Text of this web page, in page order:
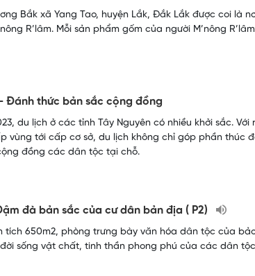
Bắk xã Yang Tao, huyện Lắk, Đắk Lắk được coi là
R’lâm. Mỗi sản phẩm gốm của người M’nông
Đánh thức bản sắc cộng đồng
du lịch ở các tỉnh Tây Nguyên có nhiều khởi sắc.
vùng tới cấp cơ sở, du lịch không chỉ góp phần thúc
đồng các dân tộc tại chỗ.
đà bản sắc của cư dân bản địa ( P2)
tích 650m2, phòng trưng bày văn hóa dân tộc của
sống vật chất, tinh thần phong phú của các dân